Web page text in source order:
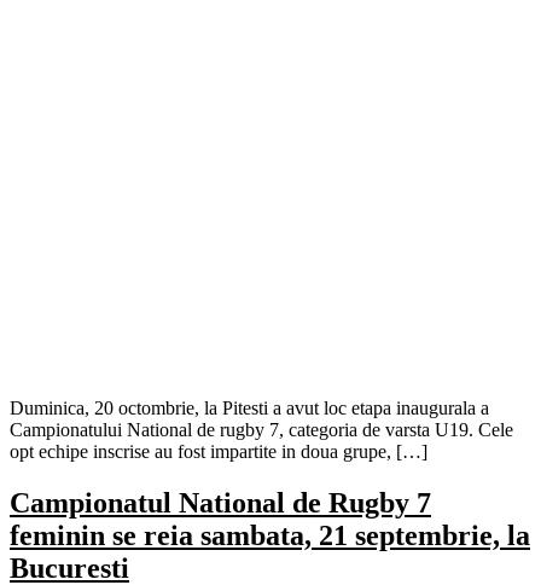
Duminica, 20 octombrie, la Pitesti a avut loc etapa inaugurala a
Campionatului National de rugby 7, categoria de varsta U19. Cele
opt echipe inscrise au fost impartite in doua grupe, […]
Campionatul National de Rugby 7
feminin se reia sambata, 21 septembrie, la
Bucuresti